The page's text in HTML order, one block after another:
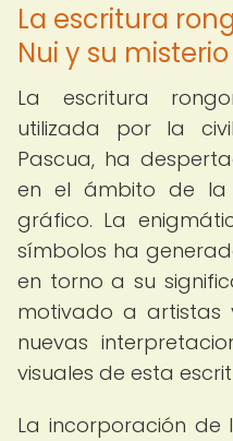
La escritura
Nui y su
La escritura
utilizada por la
Pascua, ha
en el ámbito de la
gráfico. La
símbolos ha
en torno a su
motivado a artistas
nuevas
visuales de esta
La incorporación de